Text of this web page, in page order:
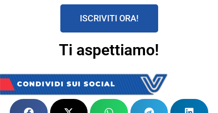
ISCRIVITI ORA!
Ti aspettiamo!
CONDIVIDI SUI SOCIAL